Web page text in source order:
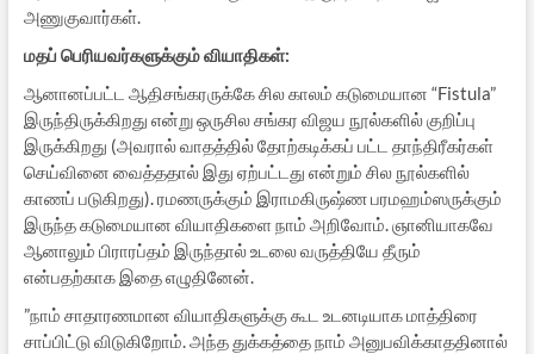
அணுகுவார்கள்.
மதப் பெரியவர்களுக்கும் வியாதிகள்:
ஆனானப்பட்ட ஆதிசங்கரருக்கே சில காலம் கடுமையான “Fistula”
இருந்திருக்கிறது என்று ஒருசில சங்கர விஜய நூல்களில் குறிப்பு
இருக்கிறது (அவரால் வாதத்தில் தோற்கடிக்கப் பட்ட தாந்திரீகர்கள்
செய்வினை வைத்ததால் இது ஏற்பட்டது என்றும் சில நூல்களில்
காணப் படுகிறது). ரமணருக்கும் இராமகிருஷ்ண பரமஹம்ஸருக்கும்
இருந்த கடுமையான வியாதிகளை நாம் அறிவோம். ஞானியாகவே
ஆனாலும் பிராரப்தம் இருந்தால் உடலை வருத்தியே தீரும்
என்பதற்காக இதை எழுதினேன்.
”நாம் சாதாரணமான வியாதிகளுக்கு கூட உடனடியாக மாத்திரை
சாப்பிட்டு விடுகிறோம். அந்த துக்கத்தை நாம் அனுபவிக்காததினால்